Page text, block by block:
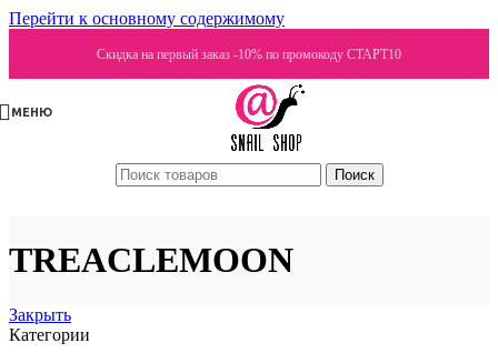
Перейти к основному содержимому
Скидка на первый заказ -10% по промокоду СТАРТ10
МЕНЮ
Поиск
TREACLEMOON
Закрыть
Категории